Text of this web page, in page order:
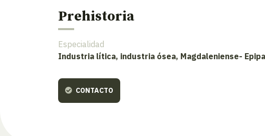
Prehistoria
Especialidad
Industria lítica, industria ósea, Magdaleniense-
CONTACTO